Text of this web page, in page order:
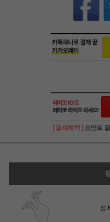
[ 결제혜택 ] 포인트
상